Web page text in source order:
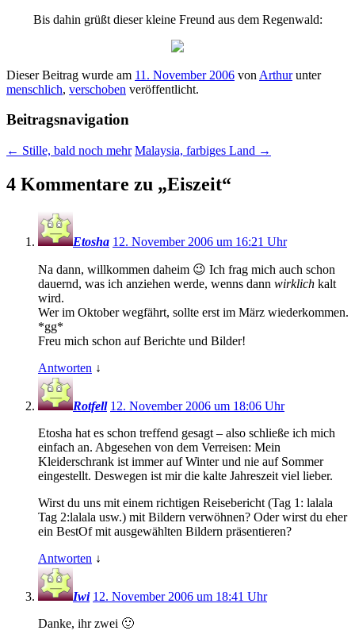
Bis dahin grüßt dieser kleine Freund aus dem Regenwald:
Dieser Beitrag wurde am 11. November 2006 von Arthurunter
menschlich, verschoben veröffentlicht.
Beitragsnavigation
← Stille, bald noch mehr Malaysia, farbiges Land →
4 Kommentare zu „Eiszeit“
Etosha 12. November 2006 um 16:21 Uhr
Na dann, willkommen daheim 😉 Ich frag mich auch schon
dauernd, was ich anziehen werde, wenns dann wirklich kalt
wird.
Wer im Oktober wegfährt, sollte erst im März wiederkommen.
*gg*
Freu mich schon auf Berichte und Bilder!
Antworten ↓
Rotfell 12. November 2006 um 18:06 Uhr
Etosha hat es schon treffend gesagt – also schließe ich mich
einfach an. Abgesehen von dem Verreisen: Mein
Kleiderschrank ist immer auf Winter und nie auf Sommer
eingestellt. Deswegen ist mir die kalte Jahreszeit viel lieber.
Wirst du uns mit einem richtigen Reisebericht (Tag 1: lalala
Tag 2:lalala usw.) mit Bildern verwöhnen? Oder wirst du eher
ein BestOf mit ausgewählten Bildern präsentieren?
Antworten ↓
Iwi 12. November 2006 um 18:41 Uhr
Danke, ihr zwei 🙂